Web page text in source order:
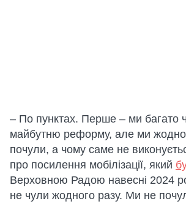
– По пунктах. Перше – ми багато
майбутню реформу, але ми
почули, а чому саме не
про посилення мобілізації, який
Верховною Радою навесні 2024
не чули жодного разу. Ми не